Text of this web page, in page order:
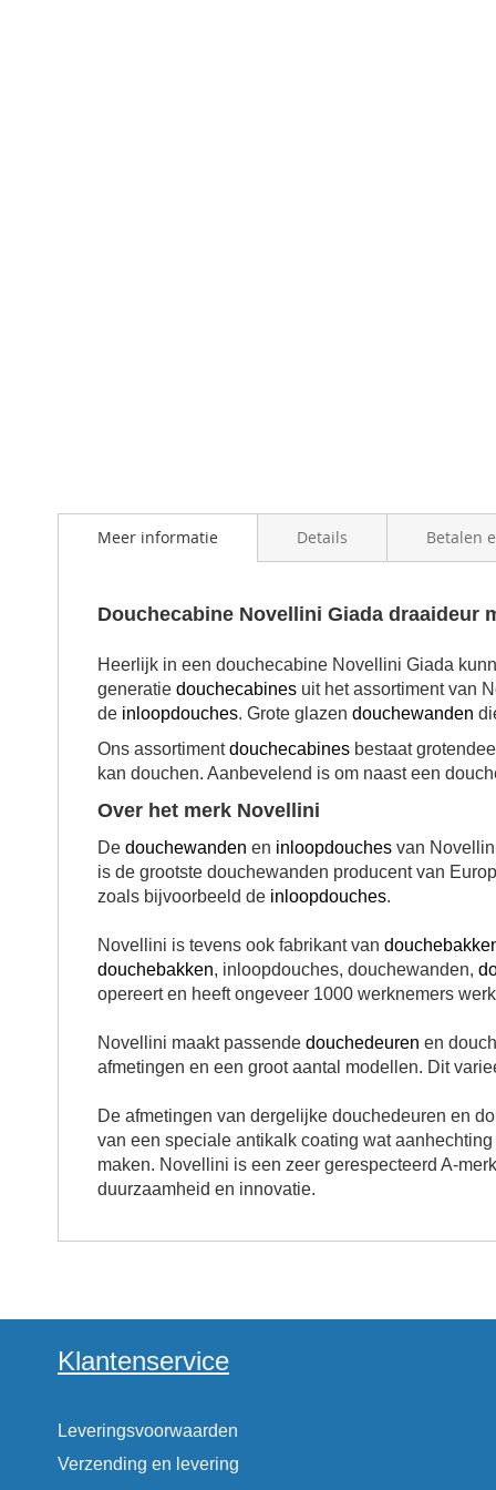
Meer informatie
Douchecabine Novellini Giada draaideur
Heerlijk in een douchecabine Novellini Giada
generatie douchecabines uit het assortiment van
de inloopdouches. Grote glazen douchewanden
Ons assortimentdouchecabines bestaat
kan douchen. Aanbevelend is om naast een
Over het merk Novellini
De douchewanden en inloopdouches van
is de grootste douchewanden producent van
zoals bijvoorbeeld de inloopdouches.
Novellini is tevens ook fabrikant van
douchebakken, inloopdouches, douchewanden,
opereert en heeft ongeveer 1000 werknemers
Novellini maakt passende douchedeuren en
afmetingen en een groot aantal modellen. Dit
De afmetingen van dergelijke douchedeuren en
van een speciale antikalk coating wat
maken. Novellini is een zeer gerespecteerd A-
duurzaamheid en innovatie.
Details Betalen
Klantenservice
Leveringsvoorwaarden
Verzending en levering